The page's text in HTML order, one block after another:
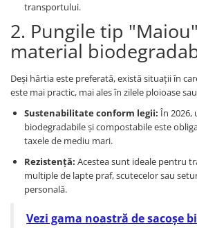
transportului.
2. Pungile tip
material
Deși hârtia este preferată, există situații în
este mai practic, mai ales în zilele ploioase
Sustenabilitate conform legii: În 2026,
biodegradabile și compostabile este
taxele de mediu mari.
Rezistență: Acestea sunt ideale pentru
multiple de lapte praf, scutecelor sau
personală.
Vezi gama noastră de sacoșe